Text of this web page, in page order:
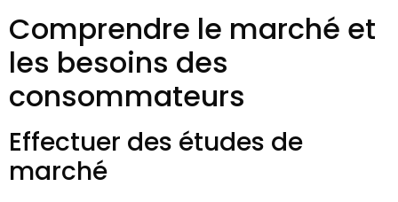
Comprendre le marché et
les besoins des
consommateurs
Effectuer des études de
marché